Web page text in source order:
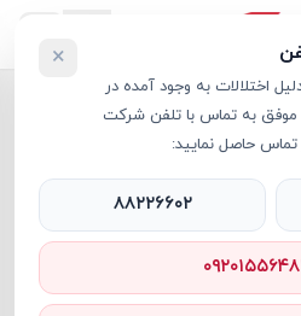
RT37131
اختلالات به وجود آمده در
موفق به تماس با تلفن شرکت
تماس حاصل نمایید:
×
۸۸۲۲۶۶۰۲